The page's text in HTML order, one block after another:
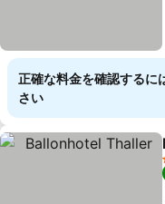
正確な料金を確認するに
さい